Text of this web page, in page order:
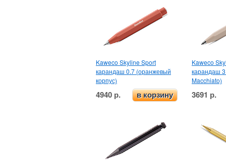
Kaweco Skyline Sport
карандаш 0.7 (оранжевый
корпус)
4940 р. в корзину
Kaweco
карандаш
Macchiato)
3691 р.